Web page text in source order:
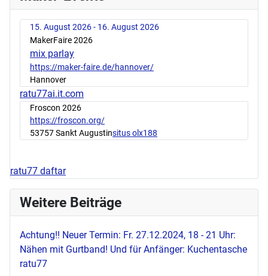
15. August 2026 - 16. August 2026
MakerFaire 2026
mix parlay
https://maker-faire.de/hannover/
Hannover
ratu77ai.it.com
Froscon 2026
https://froscon.org/
53757 Sankt Augustinsitus olx188
ratu77 daftar
Weitere Beiträge
Achtung!! Neuer Termin: Fr. 27.12.2024, 18 - 21 Uhr:
Nähen mit Gurtband! Und für Anfänger: Kuchentasche
ratu77